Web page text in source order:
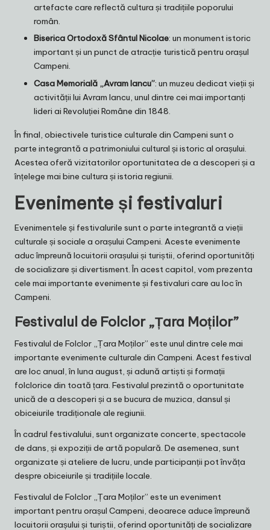
artefacte care reflectă cultura și tradițiile poporului
român.
Biserica Ortodoxă Sfântul Nicolae: un monument istoric
important și un punct de atracție turistică pentru orașul
Campeni.
Casa Memorială „Avram Iancu”: un muzeu dedicat vieții și
activității lui Avram Iancu, unul dintre cei mai importanți
lideri ai Revoluției Române din 1848.
În final, obiectivele turistice culturale din Campeni sunt o
parte integrantă a patrimoniului cultural și istoric al orașului.
Acestea oferă vizitatorilor oportunitatea de a descoperi și a
înțelege mai bine cultura și istoria regiunii.
Evenimente și festivaluri
Evenimentele și festivalurile sunt o parte integrantă a vieții
culturale și sociale a orașului Campeni. Aceste evenimente
aduc împreună locuitorii orașului și turiștii, oferind oportunități
de socializare și divertisment. În acest capitol, vom prezenta
cele mai importante evenimente și festivaluri care au loc în
Campeni.
Festivalul de Folclor „Țara Moților”
Festivalul de Folclor „Țara Moților” este unul dintre cele mai
importante evenimente culturale din Campeni. Acest festival
are loc anual, în luna august, și adună artiști și formații
folclorice din toată țara. Festivalul prezintă o oportunitate
unică de a descoperi și a se bucura de muzica, dansul și
obiceiurile tradiționale ale regiunii.
În cadrul festivalului, sunt organizate concerte, spectacole
de dans, și expoziții de artă populară. De asemenea, sunt
organizate și ateliere de lucru, unde participanții pot învăța
despre obiceiurile și tradițiile locale.
Festivalul de Folclor „Țara Moților” este un eveniment
important pentru orașul Campeni, deoarece aduce împreună
locuitorii orașului și turiștii, oferind oportunități de socializare